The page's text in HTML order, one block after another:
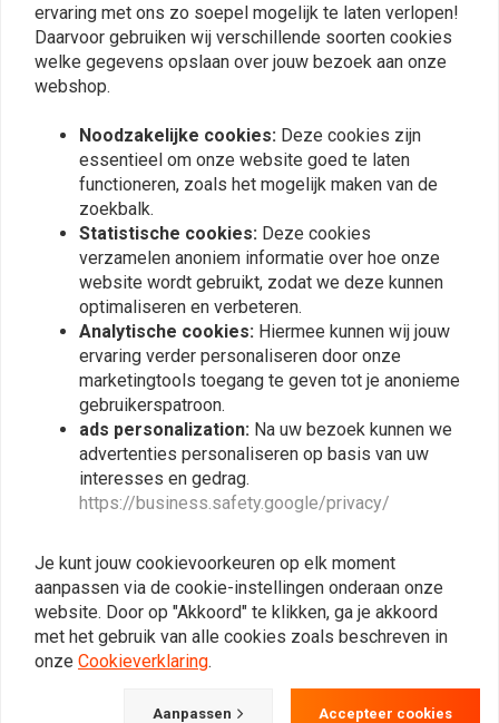
Vergelijkbare producten
TOVAMI
Sproeierset RF-1165 voor
Honda XRV 750 AFRICA
Sproeierset RF-4175 voor
Yamaha XV 1600 Wild
ervaring met ons zo soepel mogelijk te laten verlopen!
Daarvoor gebruiken wij verschillende soorten cookies
welke gegevens opslaan over jouw bezoek aan onze
webshop.
Noodzakelijke cookies: Deze cookies zijn
essentieel om onze website goed te laten
functioneren, zoals het mogelijk maken van de
zoekbalk.
Statistische cookies: Deze cookies
verzamelen anoniem informatie over hoe onze
website wordt gebruikt, zodat we deze kunnen
optimaliseren en verbeteren.
Analytische cookies: Hiermee kunnen wij jouw
ervaring verder personaliseren door onze
marketingtools toegang te geven tot je anonieme
gebruikerspatroon.
ads personalization: Na uw bezoek kunnen we
advertenties personaliseren op basis van uw
interesses en gedrag.
https://business.safety.google/privacy/
Je kunt jouw cookievoorkeuren op elk moment
aanpassen via de cookie-instellingen onderaan onze
website. Door op "Akkoord" te klikken, ga je akkoord
met het gebruik van alle cookies zoals beschreven in
onze Cookieverklaring.
Aanpassen Accepteer cookies